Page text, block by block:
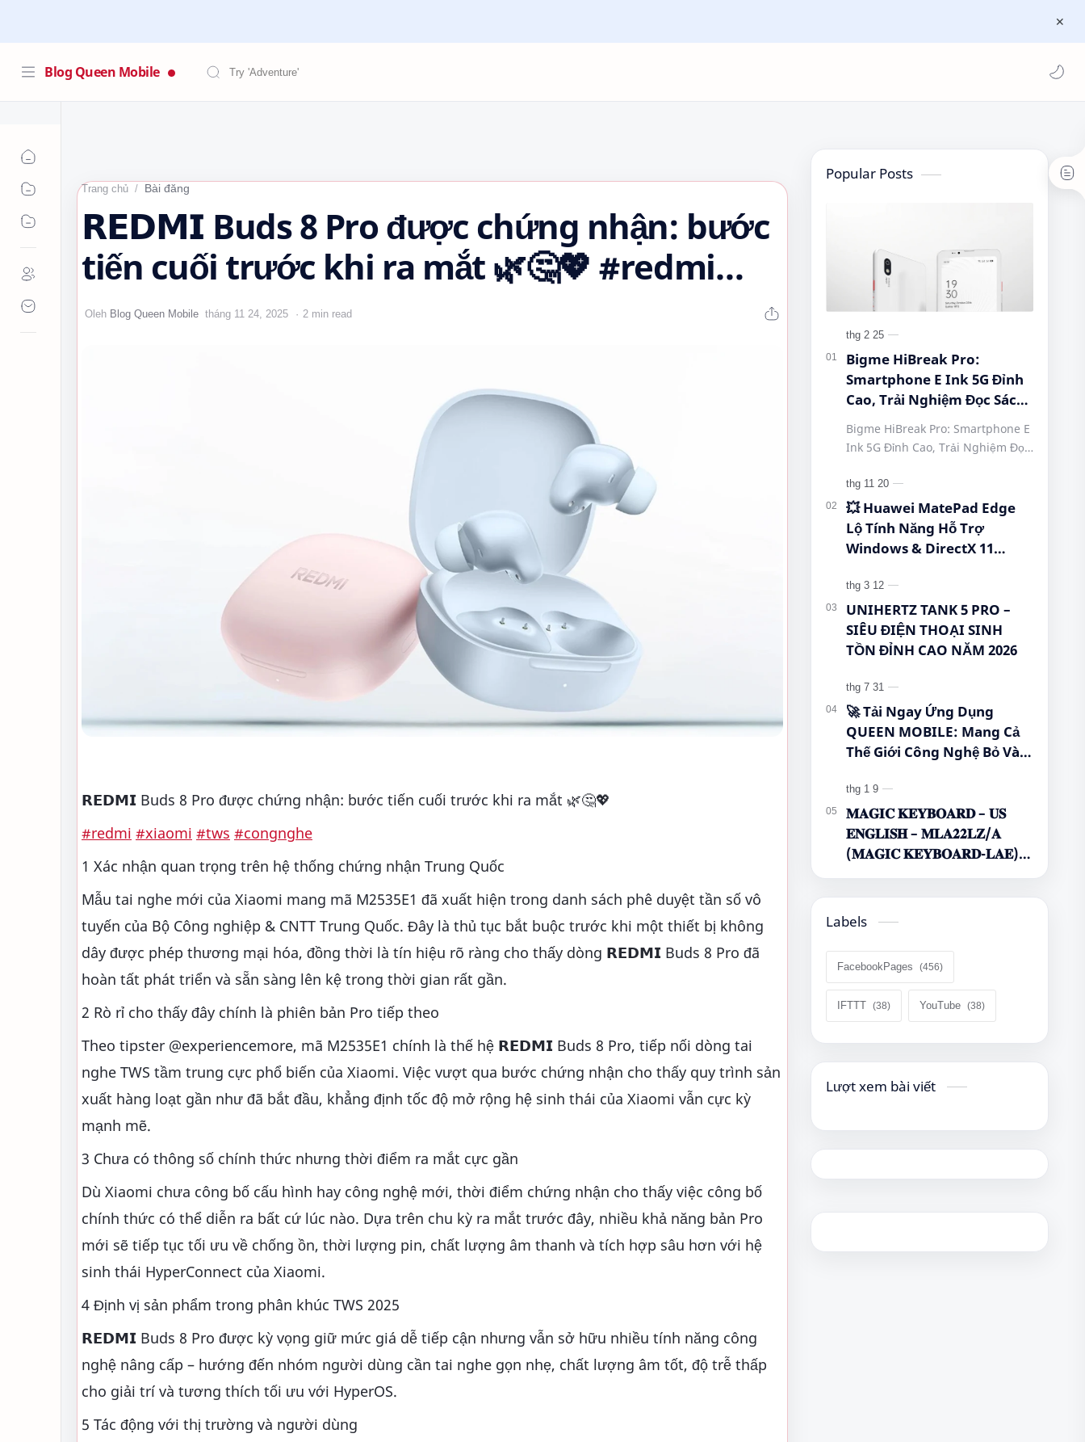
Blog Queen Mobile
Trang chủ Bài đăng
𝗥𝗘𝗗𝗠𝗜 Buds 8 Pro được chứng nhận: bước
tiến cuối trước khi ra mắt 🌿🤔💖 #redmi
#xiaomi #tws #congnghe
2 min read
𝗥𝗘𝗗𝗠𝗜 Buds 8 Pro được chứng nhận: bước tiến cuối trước khi ra mắt 🌿🤔💖
#redmi #xiaomi #tws #congnghe
1 Xác nhận quan trọng trên hệ thống chứng nhận Trung Quốc
Mẫu tai nghe mới của Xiaomi mang mã M2535E1 đã xuất hiện trong danh sách phê duyệt tần số vô
tuyến của Bộ Công nghiệp & CNTT Trung Quốc. Đây là thủ tục bắt buộc trước khi một thiết bị không
dây được phép thương mại hóa, đồng thời là tín hiệu rõ ràng cho thấy dòng 𝗥𝗘𝗗𝗠𝗜 Buds 8 Pro đã
hoàn tất phát triển và sẵn sàng lên kệ trong thời gian rất gần.
2 Rò rỉ cho thấy đây chính là phiên bản Pro tiếp theo
Theo tipster @experiencemore, mã M2535E1 chính là thế hệ 𝗥𝗘𝗗𝗠𝗜 Buds 8 Pro, tiếp nối dòng tai
nghe TWS tầm trung cực phổ biến của Xiaomi. Việc vượt qua bước chứng nhận cho thấy quy trình sản
xuất hàng loạt gần như đã bắt đầu, khẳng định tốc độ mở rộng hệ sinh thái của Xiaomi vẫn cực kỳ
mạnh mẽ.
3 Chưa có thông số chính thức nhưng thời điểm ra mắt cực gần
Dù Xiaomi chưa công bố cấu hình hay công nghệ mới, thời điểm chứng nhận cho thấy việc công bố
chính thức có thể diễn ra bất cứ lúc nào. Dựa trên chu kỳ ra mắt trước đây, nhiều khả năng bản Pro
mới sẽ tiếp tục tối ưu về chống ồn, thời lượng pin, chất lượng âm thanh và tích hợp sâu hơn với hệ
sinh thái HyperConnect của Xiaomi.
4 Định vị sản phẩm trong phân khúc TWS 2025
𝗥𝗘𝗗𝗠𝗜 Buds 8 Pro được kỳ vọng giữ mức giá dễ tiếp cận nhưng vẫn sở hữu nhiều tính năng công
nghệ nâng cấp – hướng đến nhóm người dùng cần tai nghe gọn nhẹ, chất lượng âm tốt, độ trễ thấp
cho giải trí và tương thích tối ưu với HyperOS.
5 Tác động với thị trường và người dùng
Popular Posts
Bigme HiBreak Pro:
Smartphone E Ink 5G Đỉnh
Cao, Trải Nghiệm Đọc Sách
Mobile! #BigmeHiBreakPro
#SmartphoneEInk
#QueenMobile
#HiBreakPro5G
#DienThoaiDocSach
#CongNgheMoi
#EInkPhone
#5GSmartphone
Bigme HiBreak Pro: Smartphone E
Ink 5G Đỉnh Cao, Trải Nghiệm Đọc
#BigmeHiBreakPro
#SmartphoneEInk #QueenMobile
#Hi…
💥 Huawei MatePad Edge
Lộ Tính Năng Hỗ Trợ
Windows & DirectX 11
UNIHERTZ TANK 5 PRO –
SIÊU ĐIỆN THOẠI SINH
TỒN ĐỈNH CAO NĂM 2026
🚀 Tải Ngay Ứng Dụng
QUEEN MOBILE: Mang Cả
Thế Giới Công Nghệ Bỏ Vào
𝐌𝐀𝐆𝐈𝐂 𝐊𝐄𝐘𝐁𝐎𝐀𝐑𝐃 – 𝐔𝐒
𝐄𝐍𝐆𝐋𝐈𝐒𝐇 – 𝐌𝐋𝐀𝟐𝟐𝐋𝐙/𝐀
(𝐌𝐀𝐆𝐈𝐂 𝐊𝐄𝐘𝐁𝐎𝐀𝐑𝐃-𝐋𝐀𝐄)
Labels
FacebookPages
IFTTT YouTube
Lượt xem bài viết